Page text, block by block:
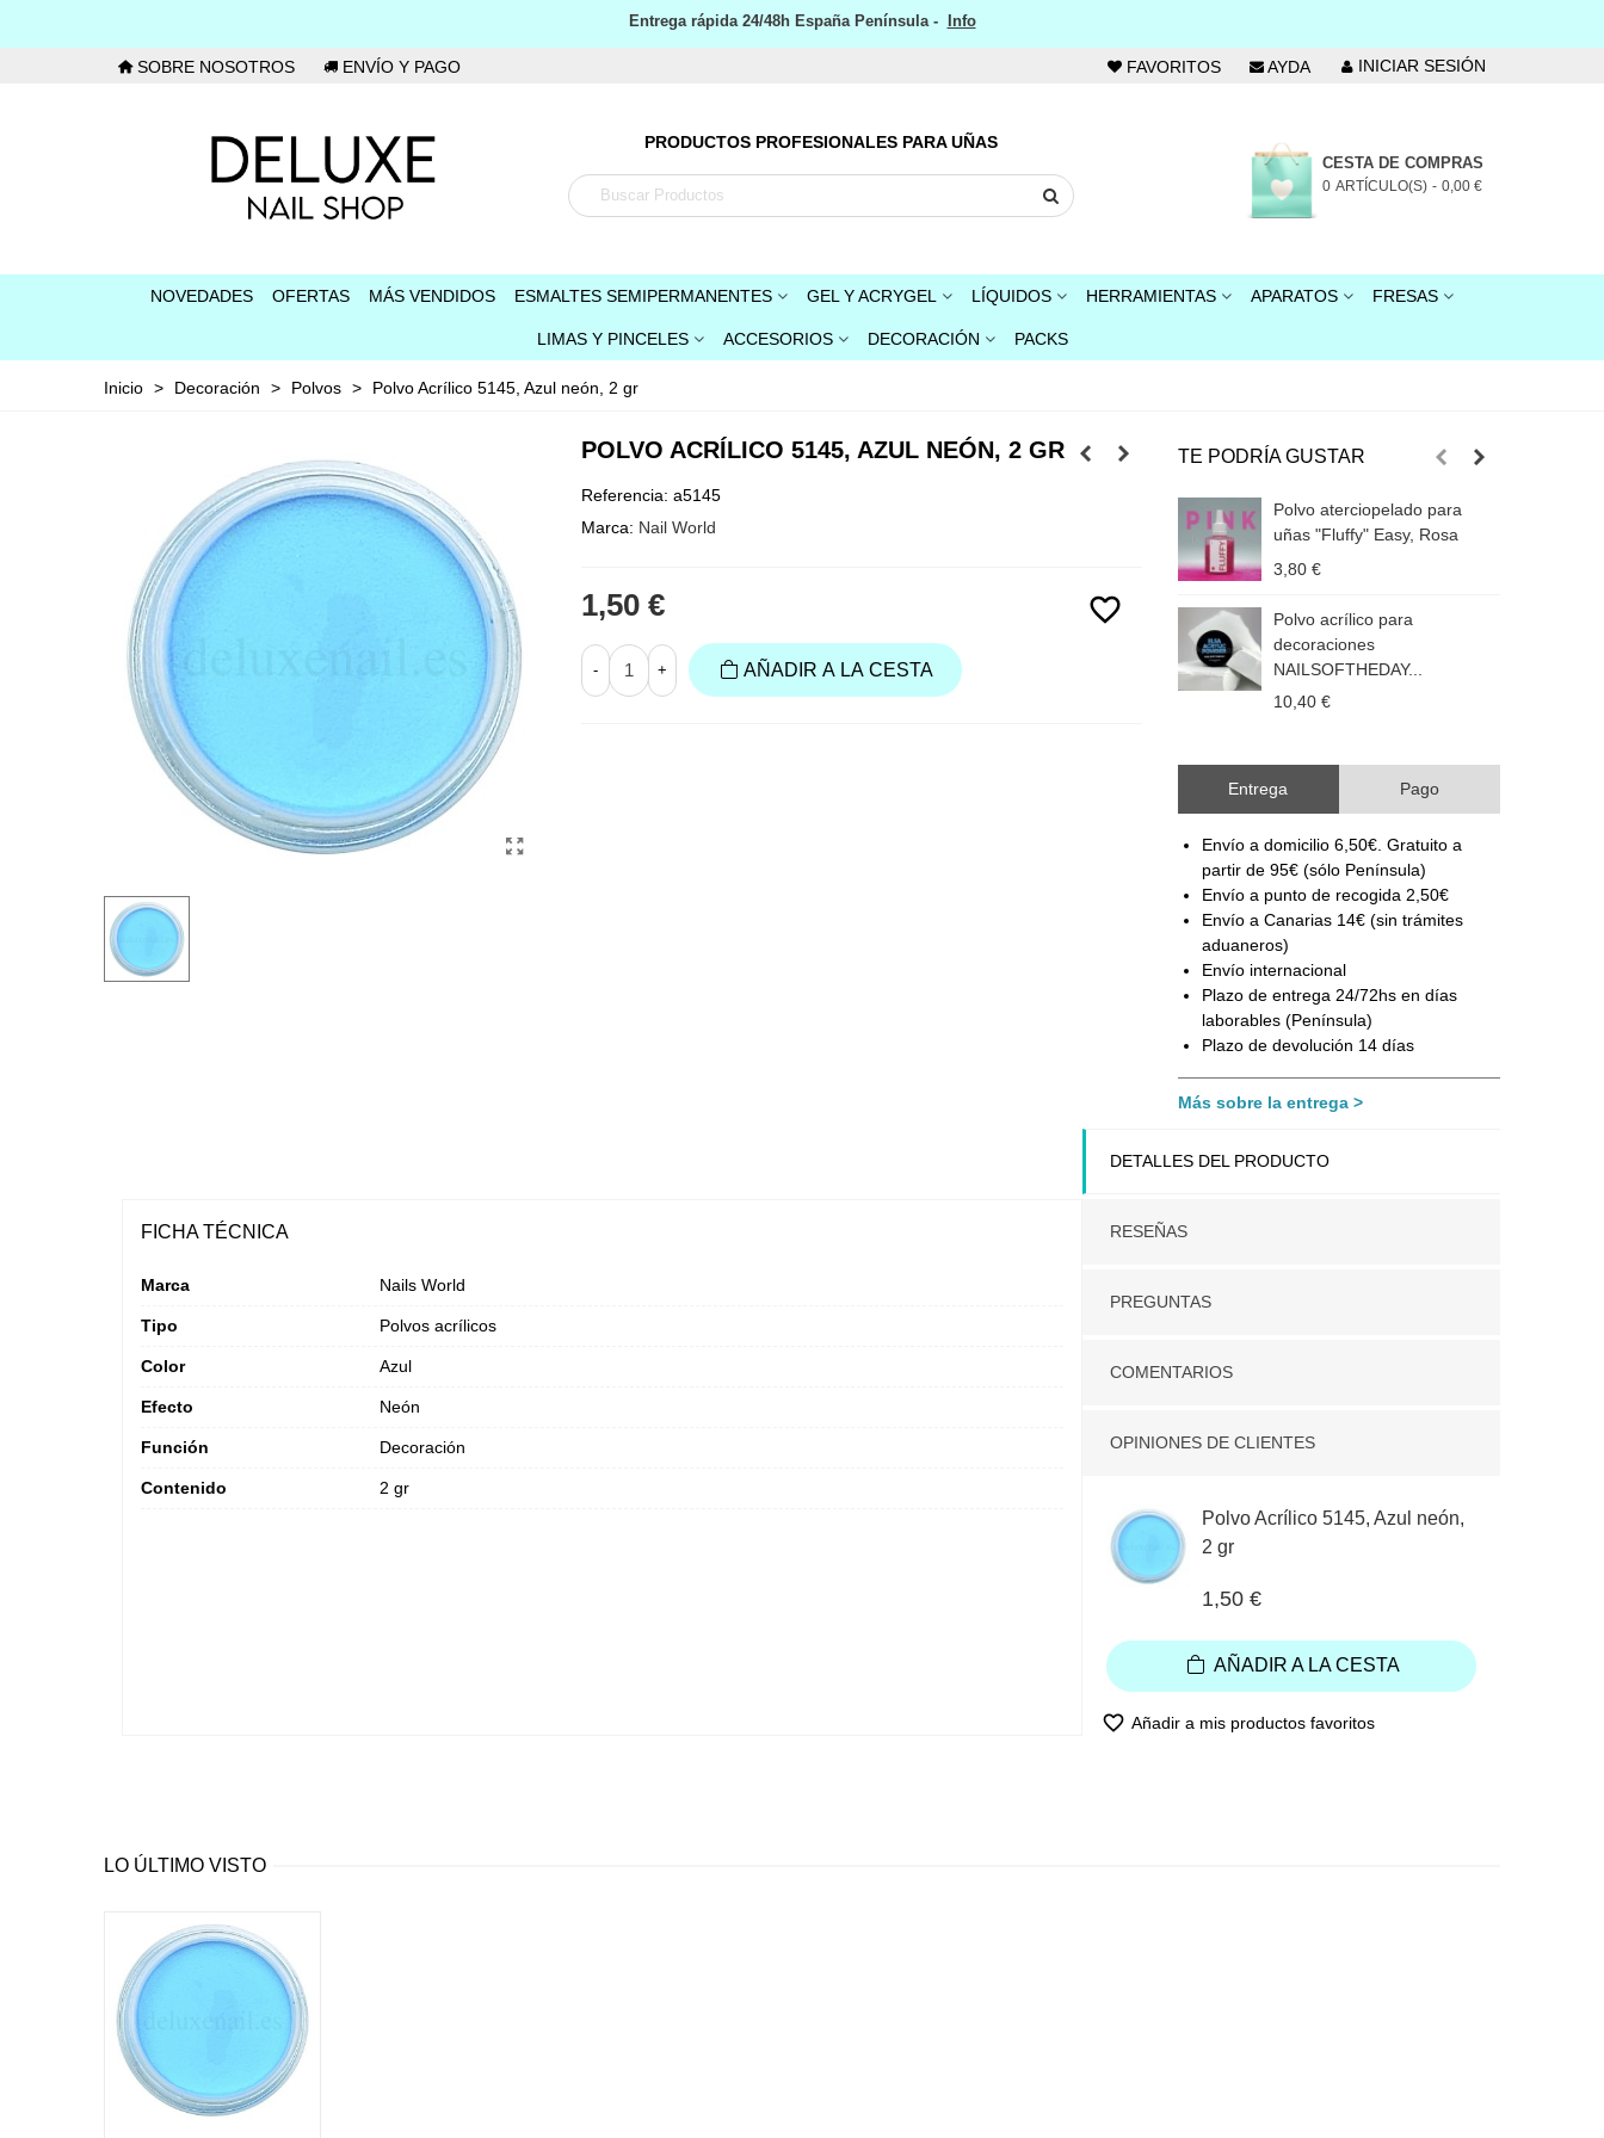
Entrega rápida 24/48h España Península - Info
SOBRE NOSOTROS ENVÍO Y PAGO FAVORITOS AYDA INICIAR SESIÓN
PRODUCTOS PROFESIONALES PARA UÑAS
CESTA DE COMPRAS
0 ARTÍCULO(S) - 0,00 €
NOVEDADES OFERTAS MÁS VENDIDOS ESMALTES SEMIPERMANENTES GEL Y ACRYGEL LÍQUIDOS HERRAMIENTAS APARATOS FRESAS
LIMAS Y PINCELES ACCESORIOS DECORACIÓN PACKS
Inicio > Decoración > Polvos > Polvo Acrílico 5145, Azul neón, 2 gr
POLVO ACRÍLICO 5145, AZUL NEÓN, 2 GR
Referencia: a5145
Marca: Nail World
favorite_border
1,50 €
- + AÑADIR A LA CESTA
TE PODRÍA GUSTAR
Polvo aterciopelado para
uñas "Fluffy" Easy, Rosa
3,80 €
Polvo acrílico para
decoraciones
NAILSOFTHEDAY...
10,40 €
Entrega Pago
Envío a domicilio 6,50€. Gratuito a
partir de 95€ (sólo Península)
Envío a punto de recogida 2,50€
Envío a Canarias 14€ (sin trámites
aduaneros)
Envío internacional
Plazo de entrega 24/72hs en días
laborables (Península)
Plazo de devolución 14 días
Más sobre la entrega
DETALLES DEL PRODUCTO
RESEÑAS
PREGUNTAS
COMENTARIOS
OPINIONES DE CLIENTES
Polvo Acrílico 5145, Azul neón,
2 gr
1,50 €
AÑADIR A LA CESTA
favorite_border Añadir a mis productos favoritos
FICHA TÉCNICA
Marca Nails World
Tipo Polvos acrílicos
Color Azul
Efecto Neón
Función Decoración
Contenido 2 gr
LO ÚLTIMO VISTO